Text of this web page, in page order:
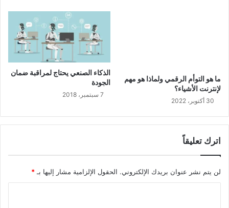
ما هو التوأم الرقمي ولماذا هو مهم
لإنترنت الأشياء؟
30 أكتوبر، 2022
الذكاء الصنعي يحتاج لمراقبة ضمان
الجودة
7 سبتمبر، 2018
اترك تعليقاً
لن يتم نشر عنوان بريدك الإلكتروني. الحقول الإلزامية مشار إليها بـ*